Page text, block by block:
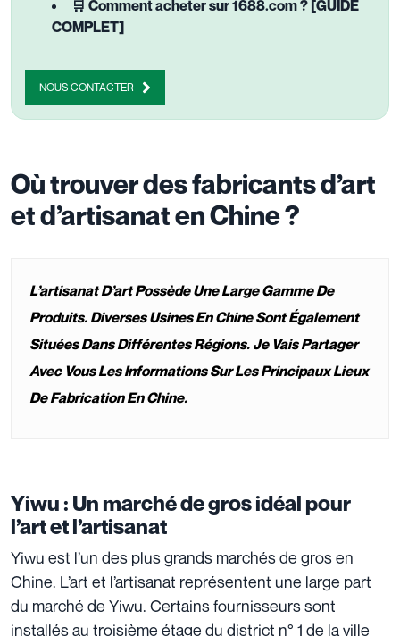
🛒 Comment acheter sur 1688.com ? [GUIDE
COMPLET]
NOUS CONTACTER
Où trouver des fabricants d’art
et d’artisanat en Chine ?
L’artisanat D’art Possède Une Large Gamme De
Produits. Diverses Usines En Chine Sont Également
Situées Dans Différentes Régions. Je Vais Partager
Avec Vous Les Informations Sur Les Principaux Lieux
De Fabrication En Chine.
Yiwu : Un marché de gros idéal pour
l’art et l’artisanat
Yiwu est l’un des plus grands marchés de gros en
Chine. L’art et l’artisanat représentent une large part
du marché de Yiwu. Certains fournisseurs sont
installés au troisième étage du district n° 1 de la ville